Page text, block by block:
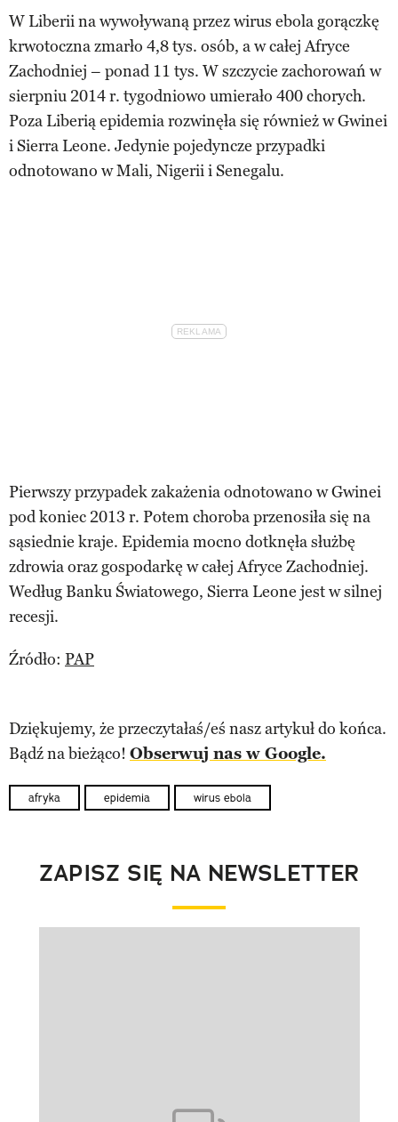
W Liberii na wywoływaną przez wirus ebola gorączkę
krwotoczna zmarło 4,8 tys. osób, a w całej Afryce
Zachodniej – ponad 11 tys. W szczycie zachorowań w
sierpniu 2014 r. tygodniowo umierało 400 chorych.
Poza Liberią epidemia rozwinęła się również w Gwinei
i Sierra Leone. Jedynie pojedyncze przypadki
odnotowano w Mali, Nigerii i Senegalu.
Pierwszy przypadek zakażenia odnotowano w Gwinei
pod koniec 2013 r. Potem choroba przenosiła się na
sąsiednie kraje. Epidemia mocno dotknęła służbę
zdrowia oraz gospodarkę w całej Afryce Zachodniej.
Według Banku Światowego, Sierra Leone jest w silnej
recesji.
Źródło: PAP
Dziękujemy, że przeczytałaś/eś nasz artykuł do końca.
Bądź na bieżąco! Obserwuj nas w Google.
afryka epidemia wirus ebola
ZAPISZ SIĘ NA NEWSLETTER